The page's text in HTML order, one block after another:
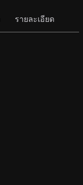
รายละเอียด